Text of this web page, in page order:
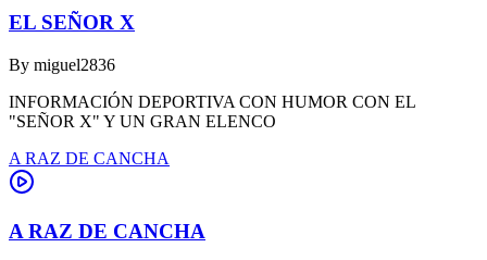
EL SEÑOR X
By miguel2836
INFORMACIÓN DEPORTIVA CON HUMOR CON EL
"SEÑOR X" Y UN GRAN ELENCO
A RAZ DE CANCHA
A RAZ DE CANCHA